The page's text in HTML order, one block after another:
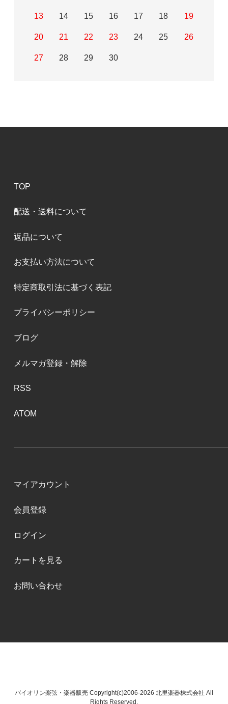
13 14 15 16 17 18 19
20 21 22 23 24 25 26
27 28 29 30
TOP
配送・送料について
返品について
お支払い方法について
特定商取引法に基づく表記
プライバシーポリシー
ブログ
メルマガ登録・解除
RSS
ATOM
マイアカウント
会員登録
ログイン
カートを見る
お問い合わせ
バイオリン楽弦・楽器販売 Copyright(c)2006-2026 北里楽器株式会社 All
Rights Reserved.